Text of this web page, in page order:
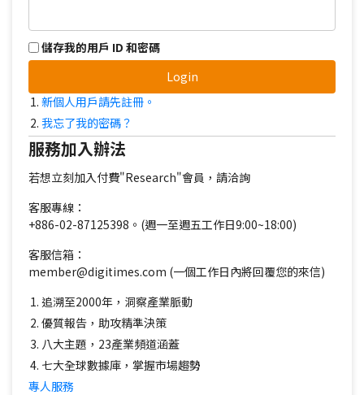
儲存我的用戶 ID 和密碼
Login
新個人用戶請先註冊。
我忘了我的密碼？
服務加入辦法
若想立刻加入付費"Research"會員，請洽詢
客服專線：
+886-02-87125398。(週一至週五工作日9:00~18:00)
客服信箱：
member@digitimes.com (一個工作日內將回覆您的來信)
追溯至2000年，洞察產業脈動
優質報告，助攻精準決策
八大主題，23產業頻道涵蓋
七大全球數據庫，掌握市場趨勢
專人服務